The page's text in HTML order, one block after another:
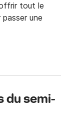
tout le
une
et
du semi-